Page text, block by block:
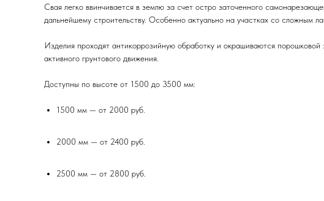
Свая легко ввинчивается в землю за счет остро заточенного
дальнейшему строительству. Особенно актуально на участках со сложным
Изделия проходят антикоррозийную обработку и окрашиваются
активного грунтового движения.
Доступны по высоте от 1500 до 3500 мм:
1500 мм — от 2000 руб.
2000 мм — от 2400 руб.
2500 мм — от 2800 руб.